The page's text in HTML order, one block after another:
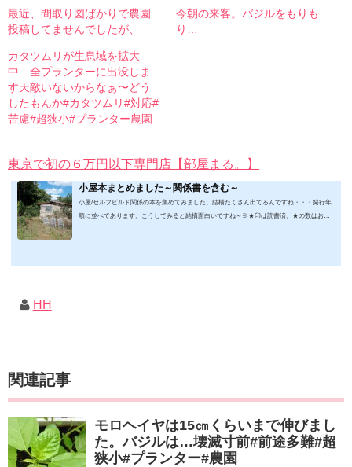
最近、間取り図ばかりで農園
投稿してませんでしたが、
今朝の来客。バジルをもりも
り…
カタツムリが生息域を拡大
中…全プランターに出没しま
す天敵いないからなぁ〜どう
したもんか#カタツムリ#対応#
苦慮#超狭小#プランター農園
東京で初の６万円以下専門店【部屋まる。】
小屋本まとめました～関係書を含む～
小屋/セルフビルド関係の本を集めてみました。結構たくさん出てるんですね・・・発行年
順に並べてあります。こうしてみると結構面白いですね～※★印は読書済。★の数はおす
HH
関連記事
モロヘイヤは15㎝くらいまで伸びまし
た。バジルは…壊滅寸前#前途多難#超
狭小#プランター#農園